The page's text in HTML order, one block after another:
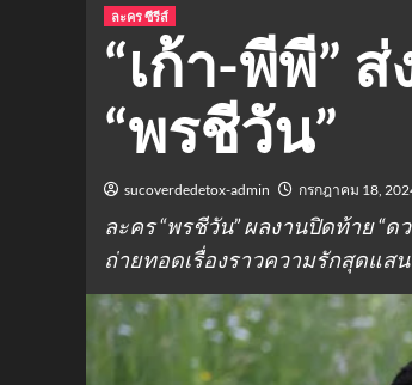
ละคร ซีรีส์
“เก้า-พีพี”
“พรชีวัน”
sucoverdedetox-admin กรกฎาคม 18,
ละคร “พรชีวัน” ผลงานปิดท้าย “
ถ่ายทอดเรื่องราวความรักสุดแส